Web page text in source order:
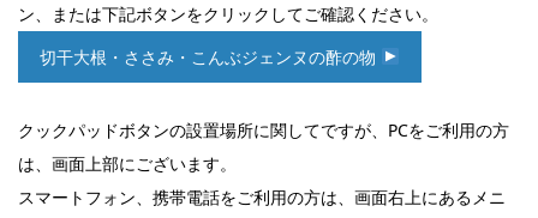
ン、または下記ボタンをクリックしてご確認ください。
切干大根・ささみ・こんぶジェンヌの酢の物
クックパッドボタンの設置場所に関してですが、PCをご利用の方
は、画面上部にございます。
スマートフォン、携帯電話をご利用の方は、画面右上にあるメニ